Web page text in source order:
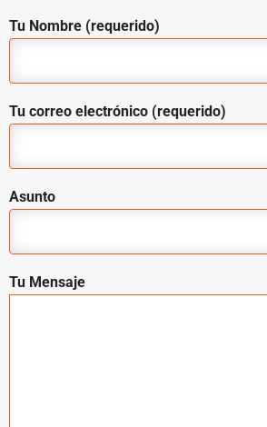
Tu Nombre (requerido)
Tu correo electrónico (requerido)
Asunto
Tu Mensaje